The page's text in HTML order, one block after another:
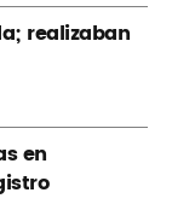
realizaban
en